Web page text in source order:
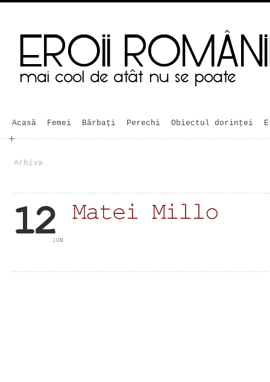
Acasă Femei Bărbaţi Perechi Obiectul dorinței
Arhiva